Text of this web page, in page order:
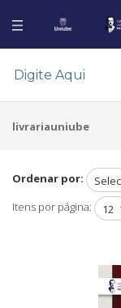
livrariauniube
Ordenar por:
Itens por página: